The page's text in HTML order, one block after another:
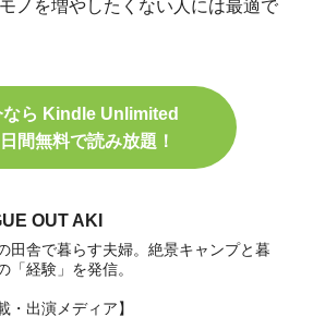
ノを増やしたくない人には最適で
なら Kindle Unlimited
間無料で読み放題！
OUT AKI
田舎で暮らす夫婦。絶景キャンプと暮
「経験」を発信。
・出演メディア】